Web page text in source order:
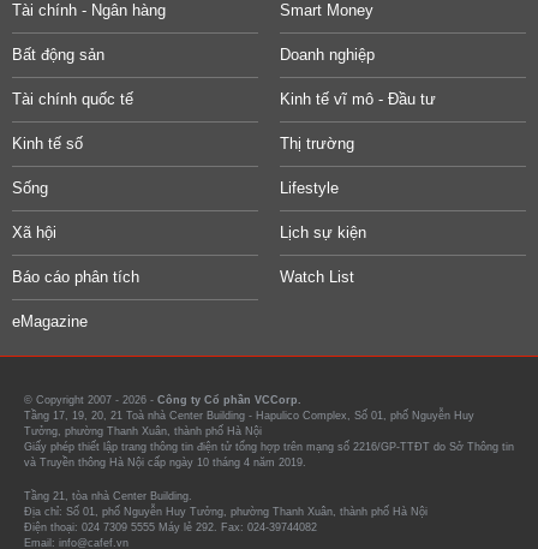
Tài chính - Ngân hàng Smart Money
Bất động sản Doanh nghiệp
Tài chính quốc tế Kinh tế vĩ mô - Đầu tư
Kinh tế số Thị trường
Sống Lifestyle
Xã hội Lịch sự kiện
Báo cáo phân tích Watch List
eMagazine
© Copyright 2007 - 2026 - Công ty Cổ phần VCCorp.
Tầng 17, 19, 20, 21 Toà nhà Center Building - Hapulico Complex, Số 01, phố Nguyễn Huy
Tưởng, phường Thanh Xuân, thành phố Hà Nội
Giấy phép thiết lập trang thông tin điện tử tổng hợp trên mạng số 2216/GP-TTĐT do Sở Thông tin
và Truyền thông Hà Nội cấp ngày 10 tháng 4 năm 2019.
Tầng 21, tòa nhà Center Building.
Địa chỉ: Số 01, phố Nguyễn Huy Tưởng, phường Thanh Xuân, thành phố Hà Nội
Điện thoại: 024 7309 5555 Máy lẻ 292. Fax: 024-39744082
Email: info@cafef.vn